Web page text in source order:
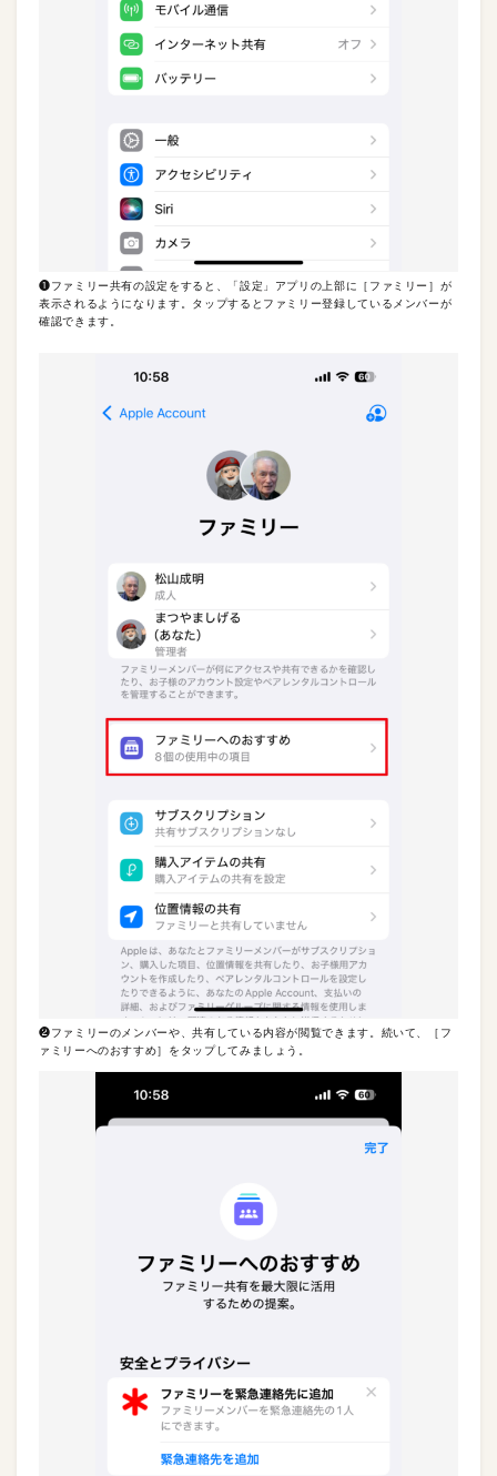
❶ファミリー共有の設定をすると、「設定」アプリの上部に［ファミリー］が
表示されるようになります。タップするとファミリー登録しているメンバーが
確認できます。
❷ファミリーのメンバーや、共有している内容が閲覧できます。続いて、［フ
ァミリーへのおすすめ］をタップしてみましょう。